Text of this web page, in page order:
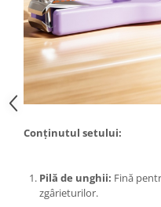
Veioze si Lampi
Cantarire
Cantare comerciale
Cantare Corporale
Aparate de spalat cu
accesorii
Accesorii aparatele de spalat
Aparate de spalat cu
Instalatii sanitare
Conținutul setului:
Pilă de unghii: Fină
zgârieturilor.